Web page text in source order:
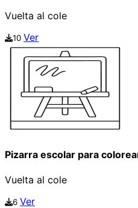
Vuelta al cole
10 Ver
Pizarra escolar para
Vuelta al cole
6 Ver